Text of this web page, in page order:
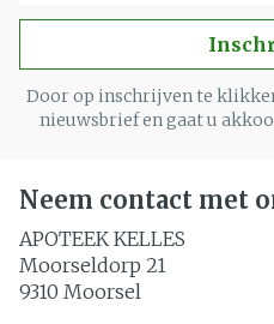
Door op inschrijven te
nieuwsbrief en gaat u
Neem contact met
APOTEEK KELLES
Moorseldorp 21
9310 Moorsel